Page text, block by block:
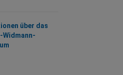
über das
Widmann-